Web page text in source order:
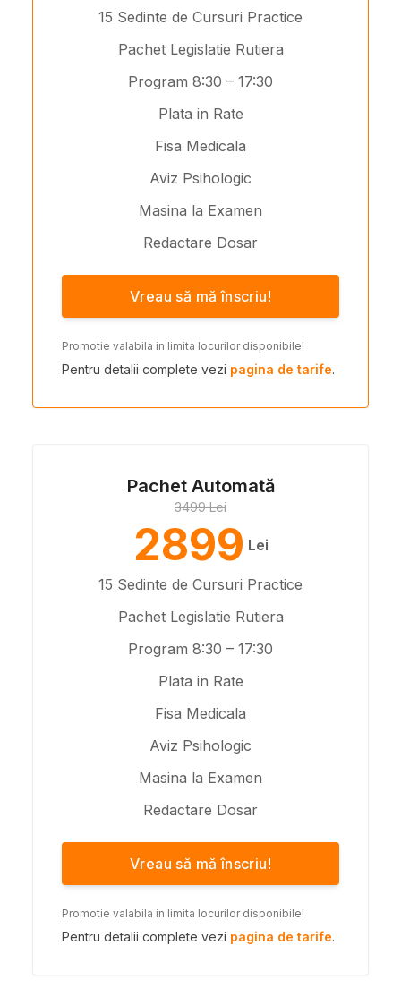
15 Sedinte de Cursuri Practice
Pachet Legislatie Rutiera
Program 8:30 – 17:30
Plata in Rate
Fisa Medicala
Aviz Psihologic
Masina la Examen
Redactare Dosar
Vreau să mă înscriu!
Promotie valabila in limita locurilor disponibile!
Pentru detalii complete vezi pagina de tarife.
Pachet Automată
3499 Lei
2899 Lei
15 Sedinte de Cursuri Practice
Pachet Legislatie Rutiera
Program 8:30 – 17:30
Plata in Rate
Fisa Medicala
Aviz Psihologic
Masina la Examen
Redactare Dosar
Vreau să mă înscriu!
Promotie valabila in limita locurilor disponibile!
Pentru detalii complete vezi pagina de tarife.